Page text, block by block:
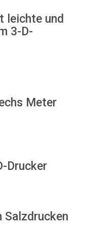
leichte und
3-D-
Meter
Drucker
Salzdrucken